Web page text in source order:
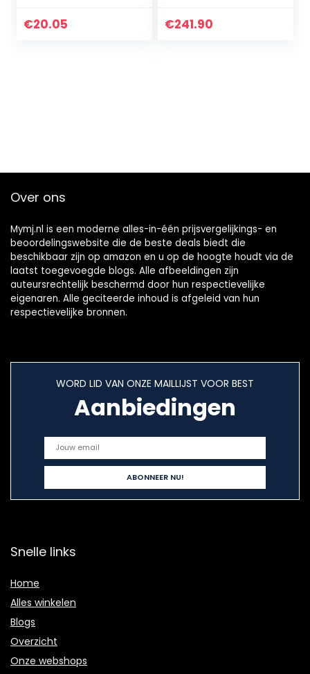
€20.05
Percussion
€241.90
Over ons
Mymj.nl is een moderne alles-in-één prijsvergelijkings- en
beoordelingswebsite die de beste deals biedt die
beschikbaar zijn op amazon en u op de hoogte houdt via de
laatst toegevoegde blogs. Alle afbeeldingen zijn
auteursrechtelijk beschermd door hun respectievelijke
eigenaren. Alle geciteerde inhoud is afgeleid van hun
respectievelijke bronnen.
WORD LID VAN ONZE MAILLIJST VOOR BEST
Aanbiedingen
Snelle links
Home
Alles winkelen
Blogs
Overzicht
Onze webshops